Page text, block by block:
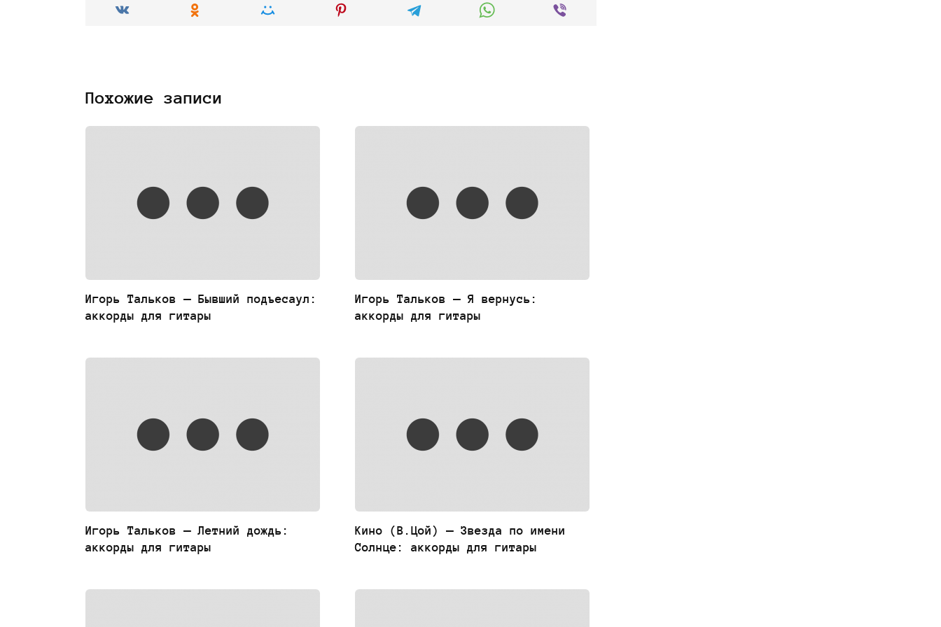
Похожие записи
Игорь Тальков — Бывший подъесаул:
аккорды для гитары
Игорь Тальков — Я вернусь:
аккорды для гитары
Игорь Тальков — Летний дождь:
аккорды для гитары
Кино (В.Цой) — Звезда по имени
Солнце: аккорды для гитары